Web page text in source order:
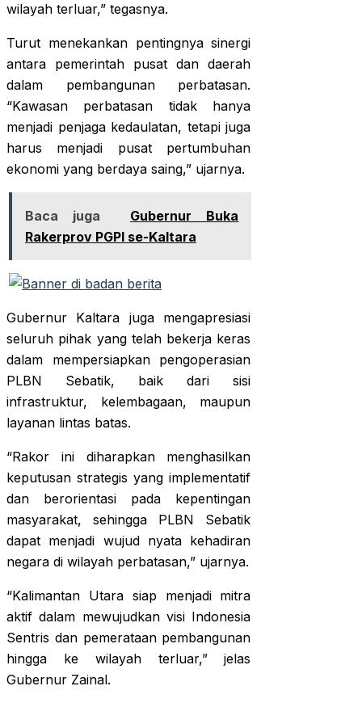
wilayah terluar,” tegasnya.
Turut menekankan pentingnya sinergi
antara pemerintah pusat dan daerah
dalam pembangunan perbatasan.
“Kawasan perbatasan tidak hanya
menjadi penjaga kedaulatan, tetapi juga
harus menjadi pusat pertumbuhan
ekonomi yang berdaya saing,” ujarnya.
Baca juga
Gubernur Buka
Rakerprov PGPI se-Kaltara
Gubernur Kaltara juga mengapresiasi
seluruh pihak yang telah bekerja keras
dalam mempersiapkan pengoperasian
PLBN Sebatik, baik dari sisi
infrastruktur, kelembagaan, maupun
layanan lintas batas.
“Rakor ini diharapkan menghasilkan
keputusan strategis yang implementatif
dan berorientasi pada kepentingan
masyarakat, sehingga PLBN Sebatik
dapat menjadi wujud nyata kehadiran
negara di wilayah perbatasan,” ujarnya.
“Kalimantan Utara siap menjadi mitra
aktif dalam mewujudkan visi Indonesia
Sentris dan pemerataan pembangunan
hingga ke wilayah terluar,” jelas
Gubernur Zainal.